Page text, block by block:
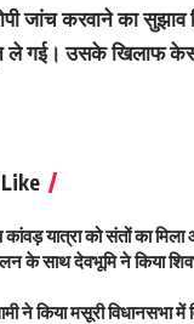
जांच करवाने का सुझाव
ले गई। उसके खिलाफ केस
यात्रा को संतों का मिला
के साथ देवभूमि ने किया
ने किया मसूरी विधानसभा में